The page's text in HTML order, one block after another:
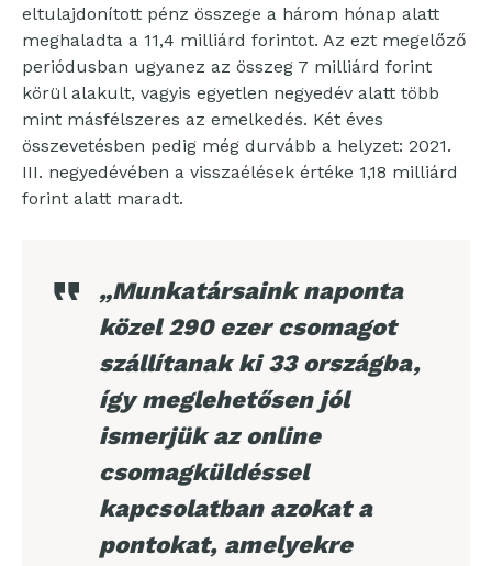
eltulajdonított pénz összege a három hónap alatt
meghaladta a 11,4 milliárd forintot. Az ezt megelőző
periódusban ugyanez az összeg 7 milliárd forint
körül alakult, vagyis egyetlen negyedév alatt több
mint másfélszeres az emelkedés. Két éves
összevetésben pedig még durvább a helyzet: 2021.
III. negyedévében a visszaélések értéke 1,18 milliárd
forint alatt maradt.
„Munkatársaink naponta
közel 290 ezer csomagot
szállítanak ki 33 országba,
így meglehetősen jól
ismerjük az online
csomagküldéssel
kapcsolatban azokat a
pontokat, amelyekre